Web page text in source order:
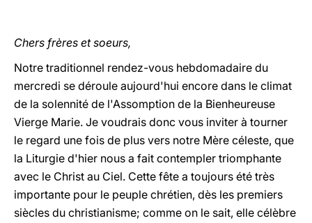
Chers frères et soeurs,
Notre traditionnel rendez-vous hebdomadaire du
mercredi se déroule aujourd'hui encore dans le climat
de la solennité de l'Assomption de la Bienheureuse
Vierge Marie. Je voudrais donc vous inviter à tourner
le regard une fois de plus vers notre Mère céleste, que
la Liturgie d'hier nous a fait contempler triomphante
avec le Christ au Ciel. Cette fête a toujours été très
importante pour le peuple chrétien, dès les premiers
siècles du christianisme; comme on le sait, elle célèbre